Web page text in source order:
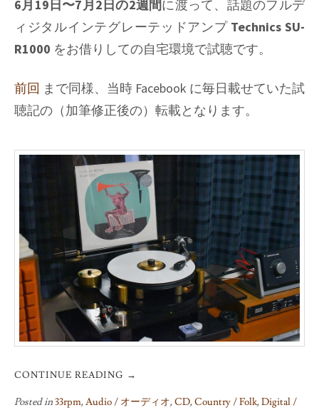
ォ
ノ
コ
正
前)
6月19日〜7月2日の2週間に渡って、話題のフルデ
ィジタルインテグレーテッドアンプ Technics SU-
R1000 をお借りしての自宅環境で試聴です。
前回 まで同様、当時 Facebook に毎日載せていた試
聴記の（加筆修正後の）転載となります。
CONTINUE READING →
Posted in33rpm,Audio / オーディオ,CD,Country / Folk,Digital /